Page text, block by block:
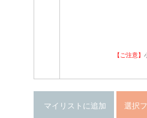
【ご注意】